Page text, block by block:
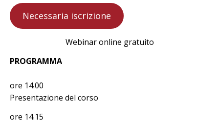
Necessaria iscrizione
Webinar online gratuito
PROGRAMMA
ore 14.00
Presentazione del corso
ore 14.15